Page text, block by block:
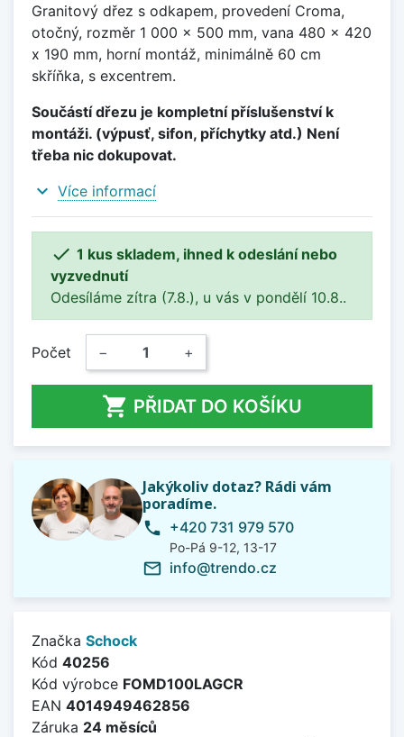
Granitový dřez s odkapem, provedení Croma,
otočný, rozměr 1 000 x 500 mm, vana 480 x 420
x 190 mm, horní montáž, minimálně 60 cm
skříňka, s excentrem.
Součástí dřezu je kompletní příslušenství k
montáži. (výpusť, sifon, příchytky atd.) Není
třeba nic dokupovat.
expand_more Více informací
 1 kus skladem, ihned k odeslání nebo
vyzvednutí
Odesíláme zítra (7.8.), u vás v pondělí 10.8..
Počet − +
 PŘIDAT DO KOŠÍKU
Jakýkoliv dotaz? Rádi vám
poradíme.
phone +420 731 979 570
Po-Pá 9-12, 13-17
mail_outline info@trendo.cz
Značka Schock
Kód 40256
Kód výrobce FOMD100LAGCR
EAN 4014949462856
Záruka 24 měsíců